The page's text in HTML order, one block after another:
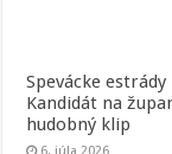
Spevácke
Kandidát na
hudobný klip